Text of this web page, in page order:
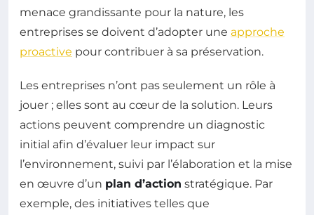
menace grandissante pour la nature, les
entreprises se doivent d’adopter une approche
proactive pour contribuer à sa préservation.
Les entreprises n’ont pas seulement un rôle à
jouer ; elles sont au cœur de la solution. Leurs
actions peuvent comprendre un diagnostic
initial afin d’évaluer leur impact sur
l’environnement, suivi par l’élaboration et la mise
en œuvre d’un plan d’action stratégique. Par
exemple, des initiatives telles que